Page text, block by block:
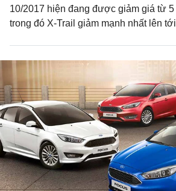
10/2017 hiện đang được giảm giá từ 5
trong đó X-Trail giảm mạnh nhất lên